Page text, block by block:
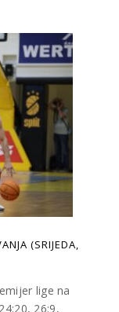
(SRIJEDA,
lige na
26:9,